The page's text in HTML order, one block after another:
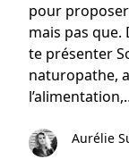
pour
mais pas que.
te présenter
naturopathe,
Aurélie